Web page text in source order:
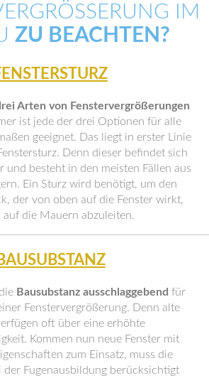
IM A
ZU BEACHTEN?
Arten von Fenstervergrößerungen
ist jede der drei Optionen für alle
geeignet. Das liegt in erster Linie
Denn dieser befindet sich
und besteht in den meisten Fällen aus
Ein Sturz wird benötigt, um den
der von oben auf die Fenster wirkt,
auf die Mauern abzuleiten.
Bausubstanz ausschlaggebend für
Fenstervergrößerung. Denn alte
oft über eine erhöhte
Kommen nun neue Fenster mit
zum Einsatz, muss die
der Fugenausbildung berücksichtigt